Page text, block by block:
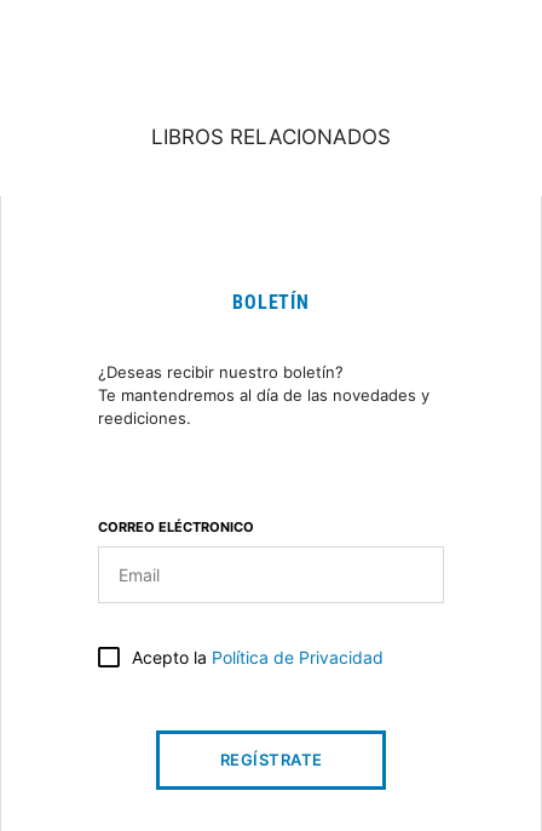
LIBROS RELACIONADOS
BOLETÍN
¿Deseas recibir nuestro boletín?
Te mantendremos al día de las novedades y
reediciones.
CORREO ELÉCTRONICO
Acepto la Política de Privacidad
REGÍSTRATE